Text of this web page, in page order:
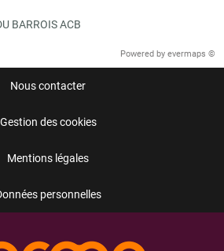
BARROIS ACB
Powered by evermaps ©
Nous contacter
Gestion des cookies
Mentions légales
personnelles